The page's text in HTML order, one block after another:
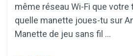
même réseau Wi-Fi que votre
quelle manette joues-tu sur
Manette de jeu sans fil …